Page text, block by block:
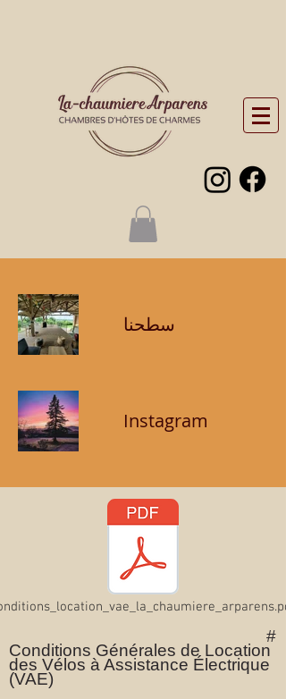
سطحنا
Instagram
#
Conditions Générales de Location
des Vélos à Assistance Électrique
(VAE)